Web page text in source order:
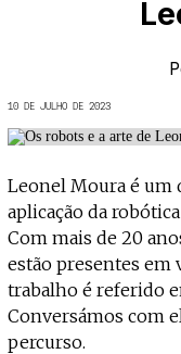
Por Localidade
Locais
Mapa
Submeter
COFFEELABS
Cursos Curtos
Formadores
Links úteis
Publicações
Sobre
Projecto e
Estatuto
Ficha Técnica
Política de
Mantém
10 DE JULHO DE 2023
Leonel Moura é um
aplicação da
Com mais de 20
estão presentes em
trabalho é referido
Conversámos com
percurso.